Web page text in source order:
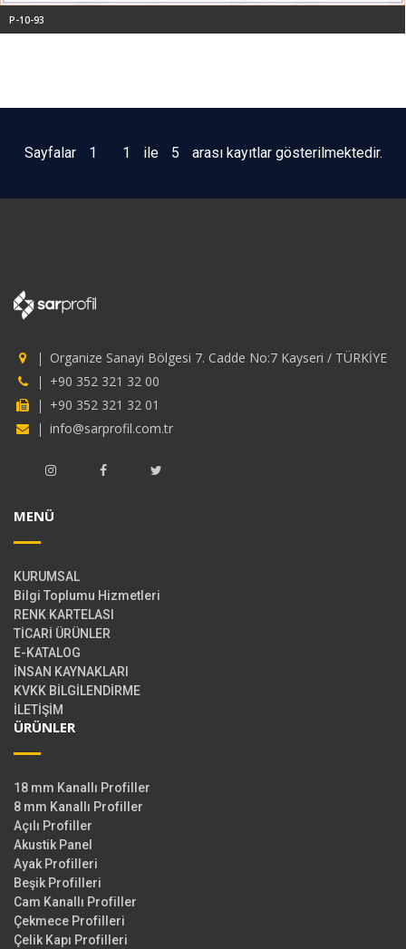
P-10-93
Sayfalar 1 1 ile 5 arası kayıtlar gösterilmektedir.
Organize Sanayi Bölgesi 7. Cadde No:7 Kayseri / TÜRKİYE
+90 352 321 32 00
+90 352 321 32 01
info@sarprofil.com.tr
MENÜ
KURUMSAL
Bilgi Toplumu Hizmetleri
RENK KARTELASI
TİCARİ ÜRÜNLER
E-KATALOG
İNSAN KAYNAKLARI
KVKK BİLGİLENDİRME
İLETİŞİM
ÜRÜNLER
18 mm Kanallı Profiller
8 mm Kanallı Profiller
Açılı Profiller
Akustik Panel
Ayak Profilleri
Beşik Profilleri
Cam Kanallı Profiller
Çekmece Profilleri
Çelik Kapı Profilleri